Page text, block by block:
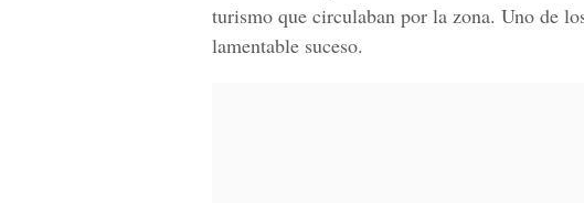
turismo que circulaban por la zona. Uno de
lamentable suceso.